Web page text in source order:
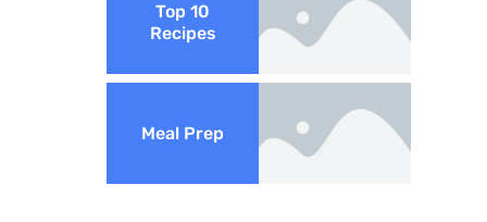
Top 10
Recipes
Meal Prep